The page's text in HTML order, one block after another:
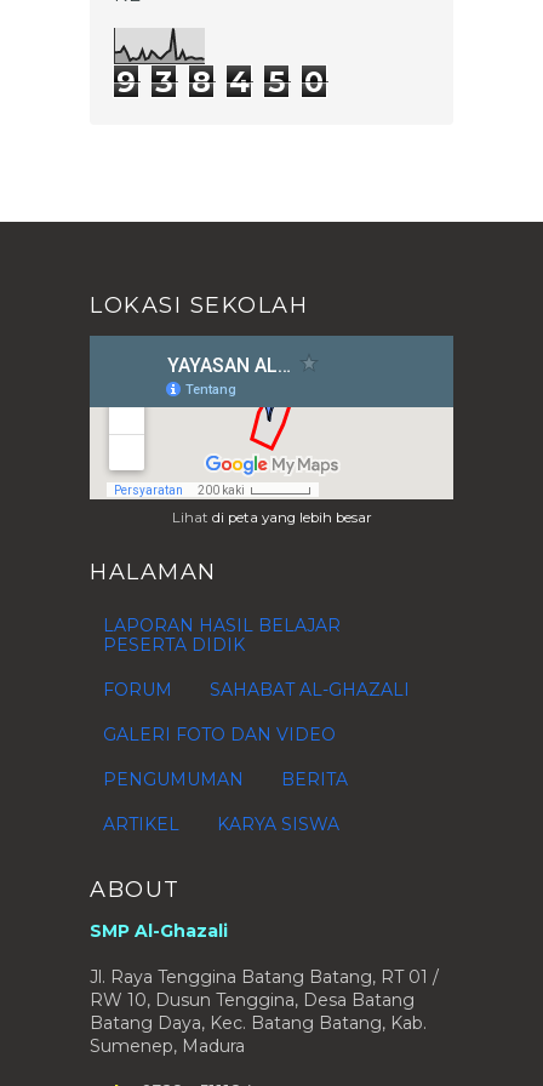
KEGIATAN KITA : UPACARA
BENDERA
Pahlawan
PENYULUHAN KESEHATAN UNTUK
KEGIATAN PEMBELAJARAN KITA :
MAPEL IPA
TUGAS B INDONESIA KELAS 9 (
DIALOG INTERAKTIF)
►Juli(23)
Juni(3)
►April(6)
►Februari (2)
►Januari(1)
► 2015 (80)
► 2012(76)
►2010
►2009(1)
9 3 8 4 5 0
LOKASI SEKOLAH
Lihat di peta yang lebih besar
HALAMAN
LAPORAN HASIL BELAJAR
PESERTA DIDIK
FORUM SAHABAT AL-GHAZALI
GALERI FOTO DAN VIDEO
PENGUMUMAN BERITA
ARTIKEL KARYA SISWA
ABOUT
SMP Al-Ghazali
Jl. Raya Tenggina Batang Batang, RT 01 /
RW 10, Dusun Tenggina, Desa Batang
Batang Daya, Kec. Batang Batang, Kab.
Sumenep, Madura